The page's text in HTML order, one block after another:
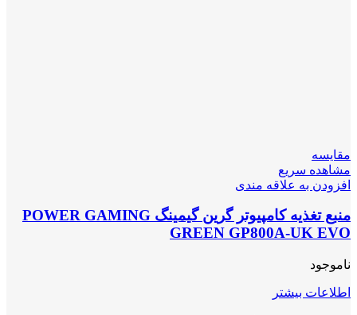
مقایسه
مشاهده سریع
افزودن به علاقه مندی
منبع تغذیه کامپیوتر گرین گیمینگ POWER GAMING
GREEN GP800A-UK EVO
ناموجود
اطلاعات بیشتر